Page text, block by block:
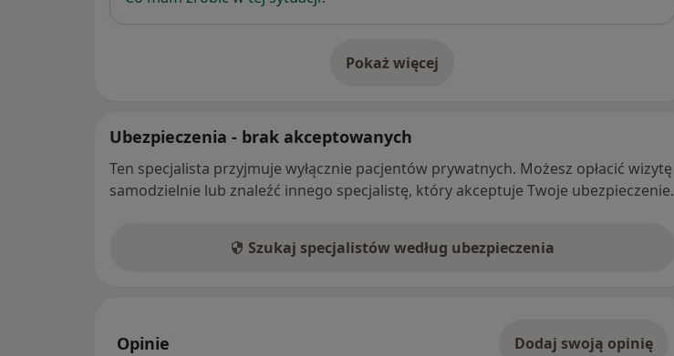
Pokaż więcej
o adresie
Ubezpieczenia - brak akceptowanych
Ten specjalista przyjmuje wyłącznie pacjentów prywatnych. Możesz opłacić wizytę
samodzielnie lub znaleźć innego specjalistę, który akceptuje Twoje ubezpieczenie.
Szukaj specjalistów według ubezpieczenia
Opinie Dodaj swoją opinię